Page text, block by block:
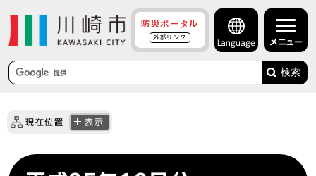
防災ポータル
外部リンク
Language メニュー
検索
現在位置 表示